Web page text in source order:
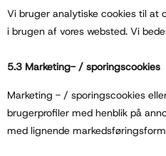
Vi bruger analytiske cookies til at
i brugen af ​​vores websted. Vi
5.3 Marketing- / sporingscookies
Marketing - / sporingscookies
brugerprofiler med henblik på
med lignende